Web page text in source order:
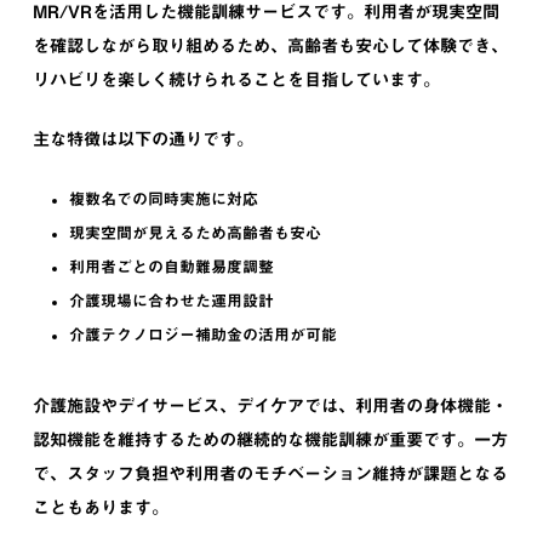
MR/VRを活用した機能訓練サービスです。利用者が現実空間
を確認しながら取り組めるため、高齢者も安心して体験でき、
リハビリを楽しく続けられることを目指しています。
主な特徴は以下の通りです。
複数名での同時実施に対応
現実空間が見えるため高齢者も安心
利用者ごとの自動難易度調整
介護現場に合わせた運用設計
介護テクノロジー補助金の活用が可能
介護施設やデイサービス、デイケアでは、利用者の身体機能・
認知機能を維持するための継続的な機能訓練が重要です。一方
で、スタッフ負担や利用者のモチベーション維持が課題となる
こともあります。